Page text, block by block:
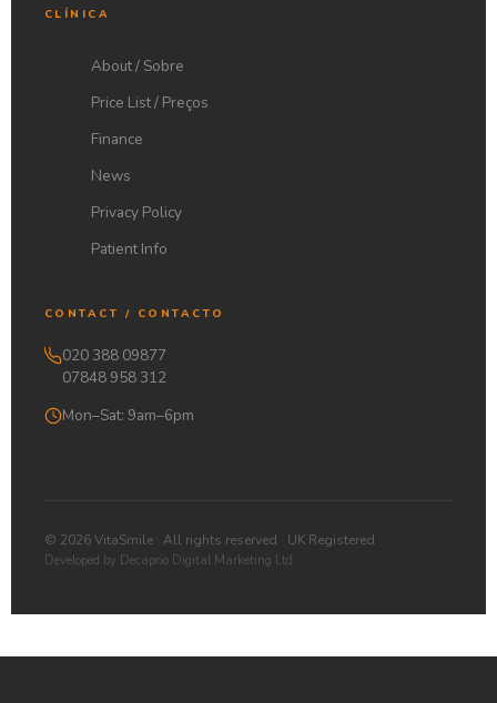
CLÍNICA
About / Sobre
Price List / Preços
Finance
News
Privacy Policy
Patient Info
CONTACT / CONTACTO
020 388 09877
07848 958 312
Mon–Sat: 9am–6pm
© 2026 VitaSmile · All rights reserved · UK Registered
Developed by Decaprio Digital Marketing Ltd